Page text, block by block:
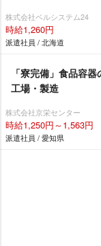
株式会社ベルシステム24
時給1,260円
派遣社員 / 北海道
「寮完備」食品容
工場・製造
株式会社京栄センター
時給1,250円～1,563円
派遣社員 / 愛知県